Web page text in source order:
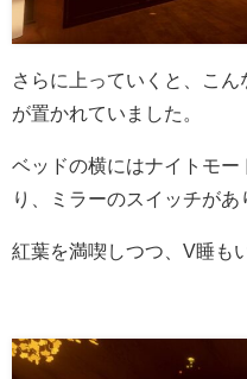
さらに上っていくと、こ
が置かれていました。
ベッドの横にはナイトモ
り、ミラーのスイッチがあ
紅葉を満喫しつつ、V睡も